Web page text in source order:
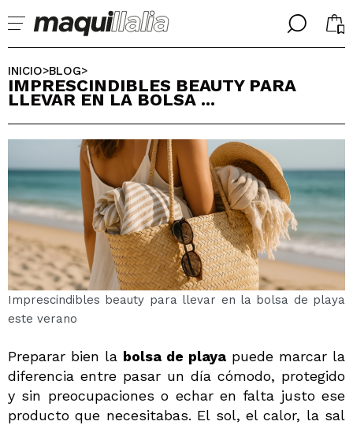
╳
Ya soy #maquilover, tengo cuenta
BIENVENIDX!
¿Olvidaste la contraseña?
QUIERO REGISTRARME
Al crear una cuenta en Maquillalia.com podrás realizar
tus compras rápidamente, revisar el estado de tus
pedidos y consultar tus operaciones anteriores.
╳
SELECCIONA TU IDIOMA
ENGLISH
FRANCES
ALEMAN
ITALIANO
PORTUGUESE
INICIO>BLOG>
IMPRESCINDIBLES BEAUTY PARA
LLEVAR EN LA BOLSA ...
Imprescindibles beauty para llevar en la bolsa de playa
este verano
Preparar bien la bolsa de playa puede marcar la
diferencia entre pasar un día cómodo, protegido
y sin preocupaciones o echar en falta justo ese
producto que necesitabas. El sol, el calor, la sal